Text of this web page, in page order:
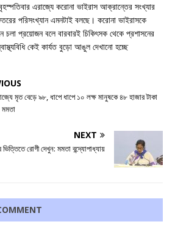
এরাজ্যে করোনা ভাইরাস আক্রান্তের সংখ্যার
পরিসংখ্যান এমনটাই বলছে। করোনা ভাইরাসকে
চলা প্রয়োজন বলে বারবারই চিকিৎসক থেকে প্রশাসনের
কেই কার্যত বুড়ো আঙুল দেখানো হচ্ছে
মৃত বেড়ে ৯৮, ধাপে ধাপে ১০ লক্ষ মানুষকে ৪৮ হাজার টাকা
মমতা
NEXT
ভিত্তিতে রোগী দেখুন: মমতা বন্দ্যোপাধ্যায়